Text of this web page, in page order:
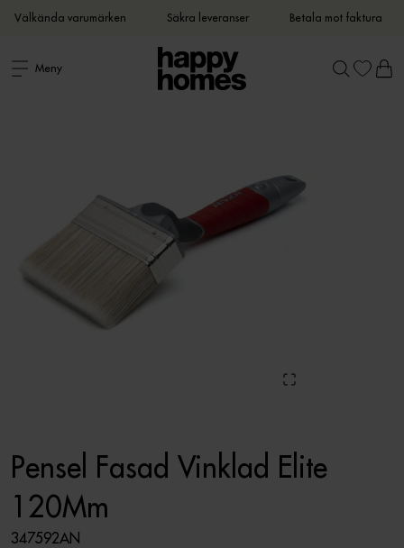
Välkända varumärken Säkra leveranser Betala mot faktura
Meny
Pensel Fasad Vinklad Elite
120Mm
347592AN